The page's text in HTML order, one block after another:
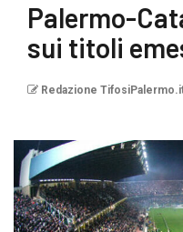
Palermo-
sui titoli
Redazione